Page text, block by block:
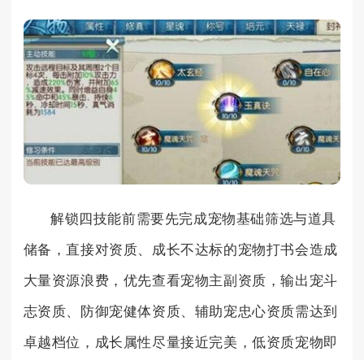
解锁四技能前需要先完成宠物基础筛选与道具
储备，直接对资质、成长不达标的宠物打书会造成
大量资源浪费，优先查看宠物主副资质，输出宠斗
志资质、防御宠健体资质、辅助宠忠心资质需达到
卓越档位，成长属性尽量接近完美，低资质宠物即